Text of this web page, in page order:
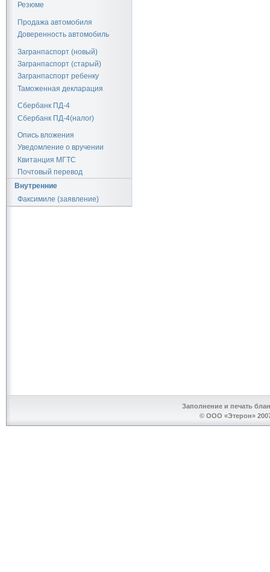
Резюме
Продажа автомобиля
Доверенность автомобиль
Загранпаспорт (новый)
Загранпаспорт (старый)
Загранпаспорт ребенку
Таможенная декларация
Сбербанк ПД-4
Сбербанк ПД-4(налог)
Опись вложения
Уведомление о вручении
Квитанция МГТС
Почтовый перевод
Внутренние
Факсимиле (заявление)
Заполнение и печать
© ООО «Этерон»